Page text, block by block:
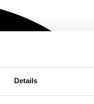
Details